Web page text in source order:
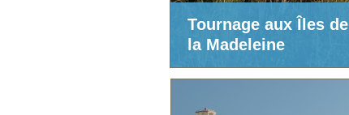
Tournage aux Îles de
la Madeleine